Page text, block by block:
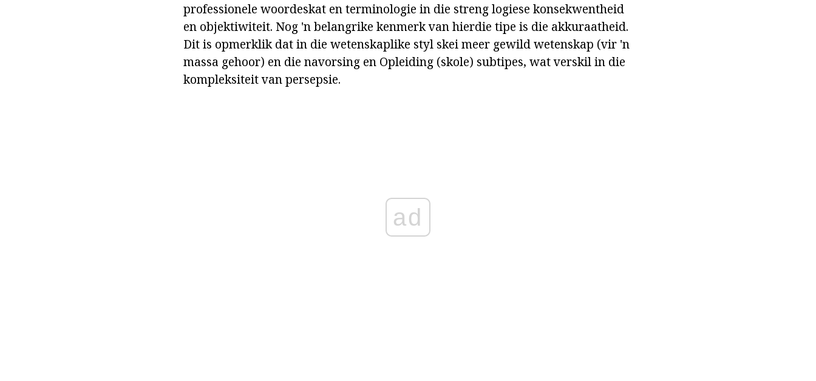
professionele woordeskat en terminologie in die streng logiese konsekwentheid
en objektiwiteit. Nog 'n belangrike kenmerk van hierdie tipe is die akkuraatheid.
Dit is opmerklik dat in die wetenskaplike styl skei meer gewild wetenskap (vir 'n
massa gehoor) en die navorsing en Opleiding (skole) subtipes, wat verskil in die
kompleksiteit van persepsie.
ad